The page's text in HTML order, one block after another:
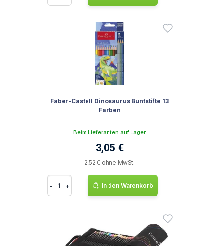
Faber-Castell Dinosaurus Buntstifte 13
Farben
Beim Lieferanten auf Lager
3,05 €
2,52 € ohne MwSt.
- + In den Warenkorb